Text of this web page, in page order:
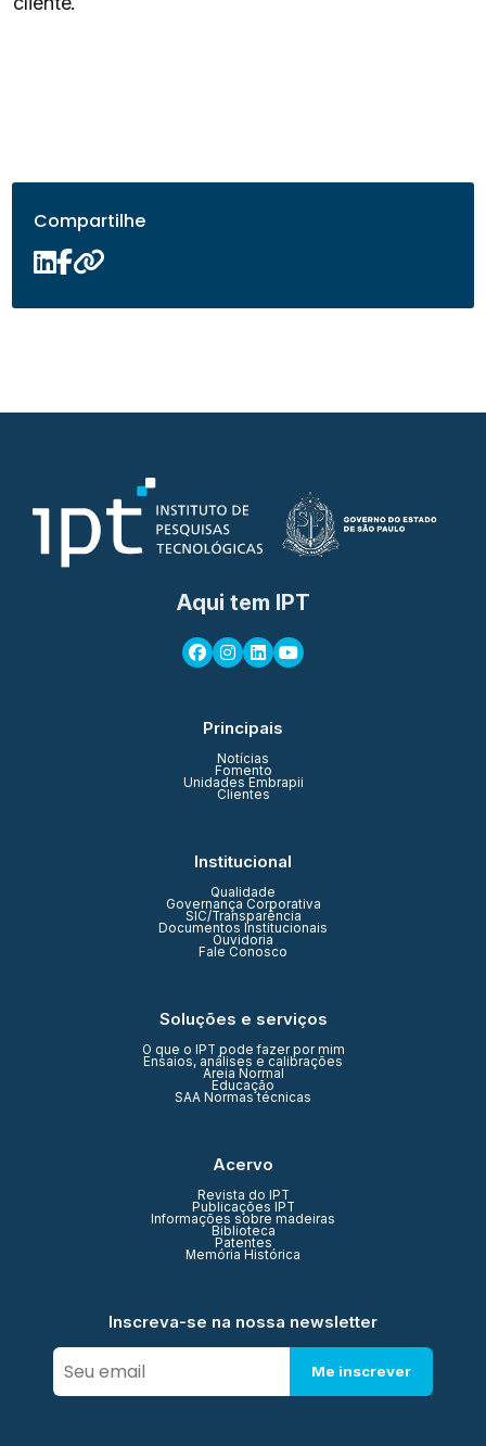
Compartilhe
Aqui tem IPT
Principais
Notícias
Fomento
Unidades Embrapii
Clientes
Institucional
Qualidade
Governança Corporativa
SIC/Transparência
Documentos Institucionais
Ouvidoria
Fale Conosco
Soluções e serviços
O que o IPT pode fazer por mim
Ensaios, análises e calibrações
Areia Normal
Educação
SAA Normas técnicas
Acervo
Revista do IPT
Publicações IPT
Informações sobre madeiras
Biblioteca
Patentes
Memória Histórica
Inscreva-se na nossa newsletter
Me inscrever